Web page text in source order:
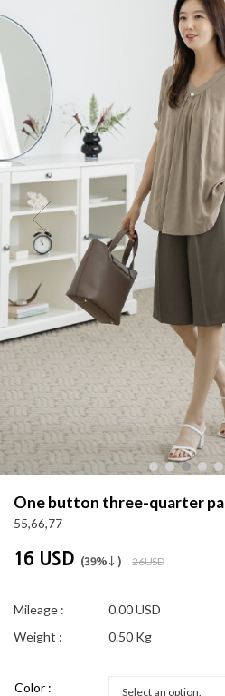
One button three-quarter
55,66,77
16 USD (39%↓) 26 USD
Mileage :
0.00 USD
Weight :
0.50 Kg
Color :